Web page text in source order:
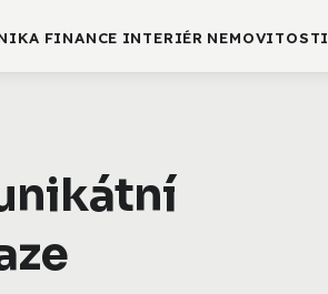
FINANCE INTERIÉR NEMOVITOSTI